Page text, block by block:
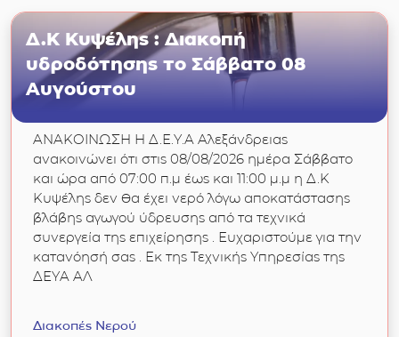
Δ.Κ Κυψέλης : Διακοπή
υδροδότησης το Σάββατο 08
Αυγούστου
ΑΝΑΚΟΙΝΩΣΗ Η Δ.Ε.Υ.Α Αλεξάνδρειας
ανακοινώνει ότι στις 08/08/2026 ημέρα Σάββατο
και ώρα από 07:00 π.μ έως και 11:00 μ.μ η Δ.Κ
Κυψέλης δεν θα έχει νερό λόγω αποκατάστασης
βλάβης αγωγού ύδρευσης από τα τεχνικά
συνεργεία της επιχείρησης . Ευχαριστούμε για την
κατανόησή σας . Εκ της Τεχνικής Υπηρεσίας της
ΔΕΥΑ ΑΛ
Διακοπές Νερού